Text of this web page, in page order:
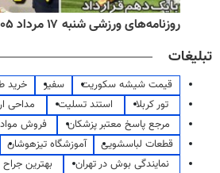
روزنامه‌های ورزشی شنبه ۱۷ مرداد ۱۴۰۵
تبلیغات
قیمت شیشه سکوریت سفیر خرید
تور کربلا
استند تسلیت مداحی
مرجع پاسخ معتبر پزشکان
فروش
قطعات لباسشویی
آموزشگاه تیزهوشان
نمایندگی بوش در تهران
بهترین جراح